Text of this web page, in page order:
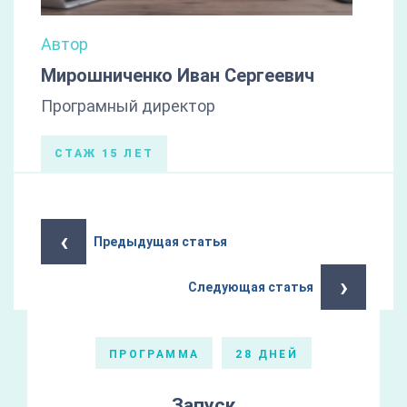
Автор
Мирошниченко Иван Сергеевич
Програмный директор
СТАЖ 15 ЛЕТ
‹ Предыдущая статья
Следующая статья ›
ПРОГРАММА 28 ДНЕЙ